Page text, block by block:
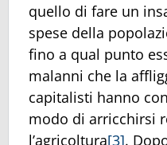
quello di fare un
spese della
fino a qual punto
malanni che la
capitalisti hanno
modo di arricchirsi
l’agricoltura[3].